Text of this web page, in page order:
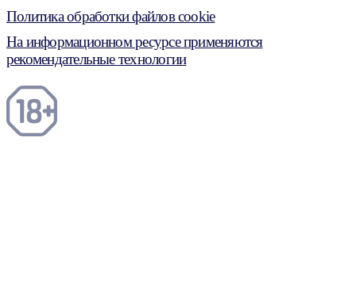
Политика обработки файлов cookie
На информационном ресурсе применяются
рекомендательные технологии